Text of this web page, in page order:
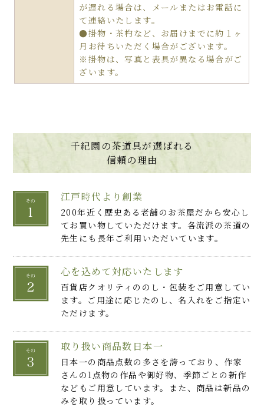
が遅れる場合は、メールまたはお電話に
て連絡いたします。
●掛物・茶杓など、お届けまでに約１ヶ
月お待ちいただく場合がございます。
※掛物は、写真と表具が異なる場合がご
ざいます。
千紀園の茶道具が選ばれる
信頼の理由
江戸時代より創業
200年近く歴史ある老舗のお茶屋だから安心し
てお買い物していただけます。各流派の茶道の
先生にも長年ご利用いただいています。
心を込めて対応いたします
百貨店クオリティののし・包装をご用意してい
ます。ご用途に応じたのし、名入れをご指定い
ただけます。
取り扱い商品数日本一
日本一の商品点数の多さを誇っており、作家
さんの1点物の作品や御好物、季節ごとの新作
などもご用意しています。また、商品は新品の
みを取り扱っています。